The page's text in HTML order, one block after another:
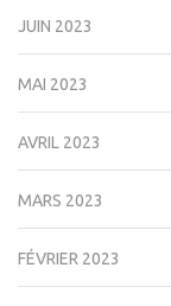
JUIN 2023
MAI 2023
AVRIL 2023
MARS 2023
FÉVRIER 2023